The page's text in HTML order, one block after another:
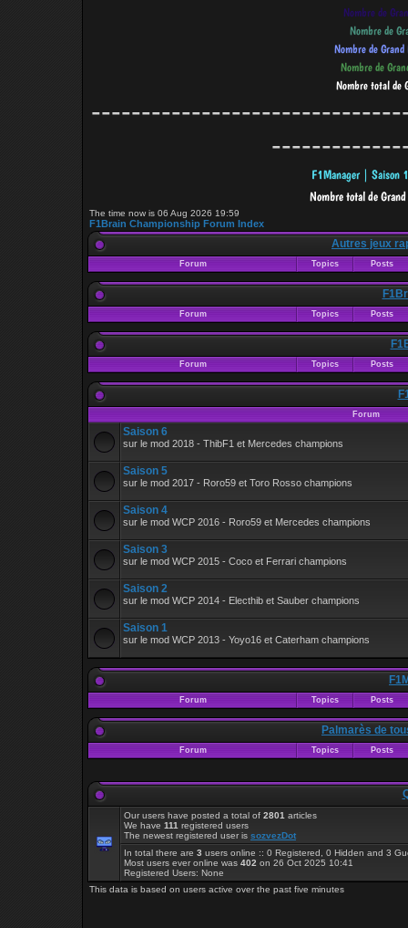
The time now is 06 Aug 2026 19:59
F1Brain Championship Forum Index
Autres jeux
Forum Topics Posts
Forum Topics Posts
Forum Topics Posts
Forum
Saison 6
sur le mod 2018 - ThibF1 et Mercedes champions
Saison 5
sur le mod 2017 - Roro59 et Toro Rosso champions
Saison 4
sur le mod WCP 2016 - Roro59 et Mercedes champions
Saison 3
sur le mod WCP 2015 - Coco et Ferrari champions
Saison 2
sur le mod WCP 2014 - Electhib et Sauber champions
Saison 1
sur le mod WCP 2013 - Yoyo16 et Caterham champions
Forum Topics Posts
Palmarès de
Forum Topics Posts
Our users have posted a total of 2801 articles
We have 111 registered users
The newest registered user is sozvezDot
In total there are 3 users online :: 0 Registered, 0 Hidden and 3
Most users ever online was 402 on 26 Oct 2025 10:41
Registered Users: None
This data is based on users active over the past five minutes